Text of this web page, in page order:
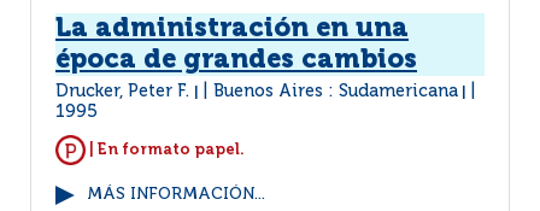
La administración en una
época de grandes cambios
Drucker, Peter F. Buenos Aires : Sudamericana
1995
| En formato papel.
MÁS INFORMACIÓN...